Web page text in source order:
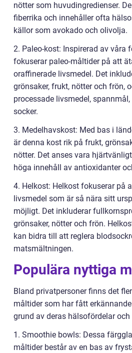
nötter som huvudingredienser.
fiberrika och innehåller ofta
källor som avokado och olivolja.
2. Paleo-kost: Inspirerad av våra
fokuserar paleo-måltider på att
oraffinerade livsmedel. Det
grönsaker, frukt, nötter och frön,
processade livsmedel,
socker.
3. Medelhavskost: Med bas i
är denna kost rik på frukt,
nötter. Det anses vara
höga innehåll av antioxidanter
4. Helkost: Helkost fokuserar på
livsmedel som är så nära sitt
möjligt. Det inkluderar
grönsaker, nötter och frön.
kan bidra till att reglera
matsmältningen.
Populära nyttiga
Bland privatpersoner finns det
måltider som har fått
grund av deras hälsofördelar och
1. Smoothie bowls: Dessa
måltider består av en bas av